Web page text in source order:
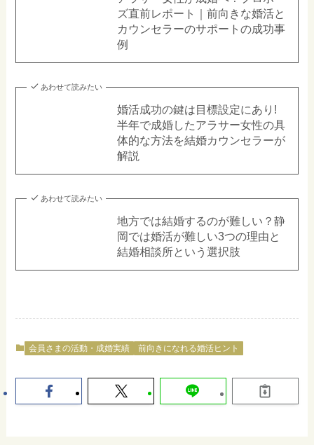
ズ直前レポート｜前向きな婚活と
カウンセラーのサポートの成功事
例
あわせて読みたい
婚活成功の鍵は目標設定にあり!
半年で成婚したアラサー女性の具
体的な方法を結婚カウンセラーが
解説
あわせて読みたい
地方では結婚するのが難しい？静
岡では婚活が難しい3つの理由と
結婚相談所という選択肢
会員さまの活動・成婚実績 前向きになれる婚活ヒント